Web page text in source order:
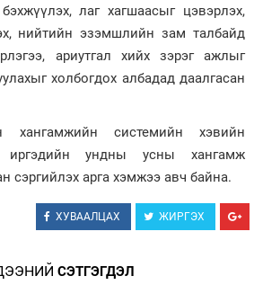
лаг хагшаасыг цэвэрлэх,
нийтийн эзэмшлийн зам талбайд
ариутгал хийх зэрэг ажлыг
холбогдох албадад даалгасан
хангамжийн системийн хэвийн
иргэдийн ундны усны хангамж
сэргийлэх арга хэмжээ авч байна.
ХУВААЛЦАХ ЖИРГЭХ
СЭТГЭГДЭЛ